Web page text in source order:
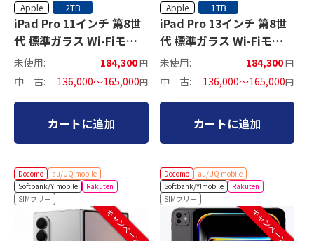
Apple 2TB
iPad Pro 11インチ 第8世
代 標準ガラス Wi-Fiモデ
ル
未使用: 184,300円
中 古: 136,000～165,000円
カートに追加
Apple 1TB
iPad Pro 13インチ 第8世
代 標準ガラス Wi-Fiモデ
ル
未使用: 184,300円
中 古: 136,000～165,000円
カートに追加
Docomo
au/UQ mobile
Softbank/Y!mobile
Rakuten
SIMフリー
キャンペーン中
Docomo
au/UQ mobile
Softbank/Y!mobile
Rakuten
SIMフリー
キャンペーン中